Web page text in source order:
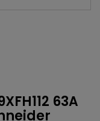
63A